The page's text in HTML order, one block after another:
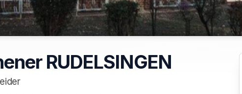
RUDELSINGEN